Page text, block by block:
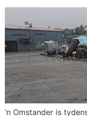
‘n Omstander is